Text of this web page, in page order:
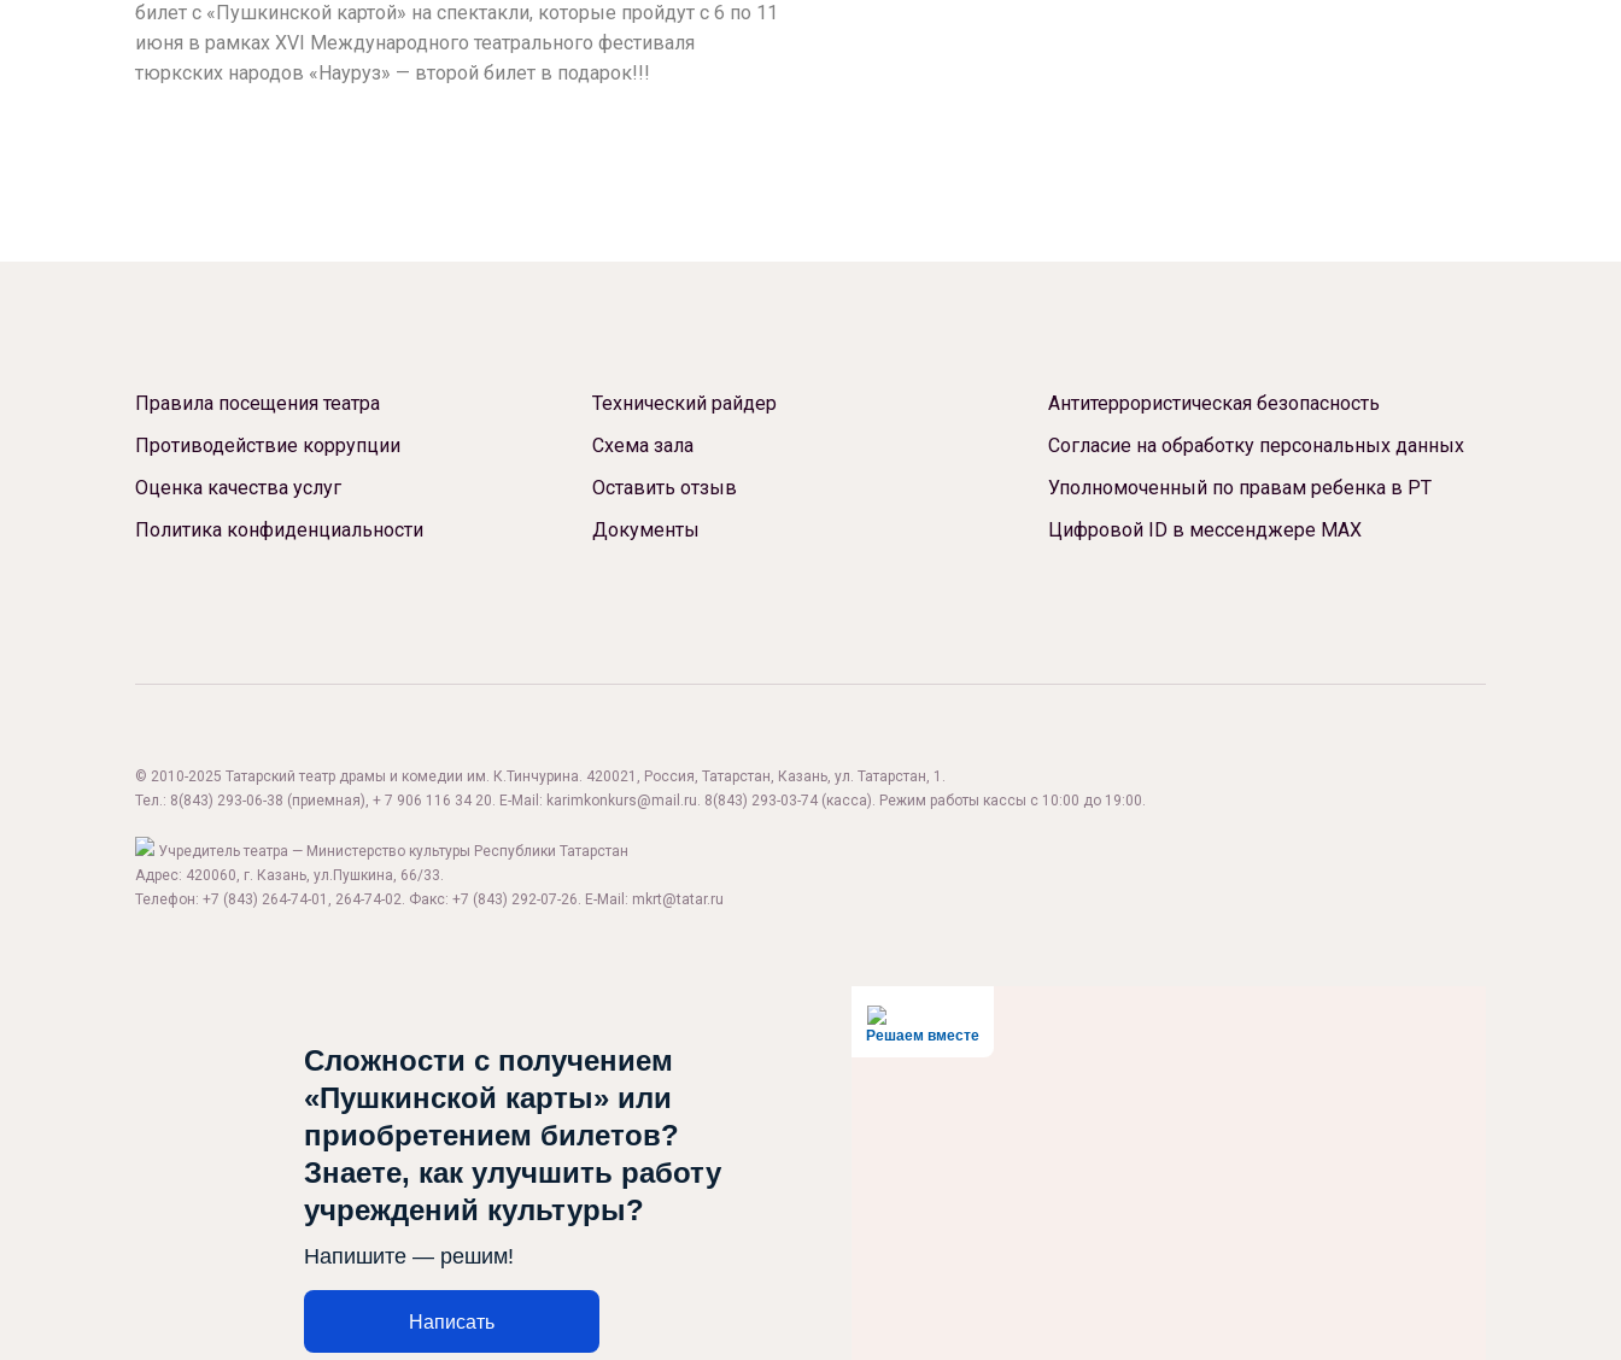
билет с «Пушкинской картой» на спектакли, которые пройдут с 6 по 11
июня в рамках XVI Международного театрального фестиваля
тюркских народов «Науруз» — второй билет в подарок!!!
Правила посещения театра
Противодействие коррупции
Оценка качества услуг
Политика конфиденциальности
Технический райдер
Схема зала
Оставить отзыв
Документы
Антитеррористическая безопасность
Согласие на обработку персональных данных
Уполномоченный по правам ребенка в РТ
Цифровой ID в мессенджере МАХ
© 2010-2025 Татарский театр драмы и комедии им. К.Тинчурина. 420021, Россия, Татарстан, Казань, ул. Татарстан, 1.
Тел.: 8(843) 293-06-38 (приемная), + 7 906 116 34 20. E-Mail: karimkonkurs@mail.ru. 8(843) 293-03-74 (касса). Режим работы кассы с 10:00 до 19:00.
Учредитель театра — Министерство культуры Республики Татарстан
Адрес: 420060, г. Казань, ул.Пушкина, 66/33.
Телефон: +7 (843) 264-74-01, 264-74-02. Факс: +7 (843) 292-07-26. E-Mail: mkrt@tatar.ru
Решаем вместе
Сложности с получением
«Пушкинской карты» или
приобретением билетов?
Знаете, как улучшить работу
учреждений культуры?
Напишите — решим!
Написать